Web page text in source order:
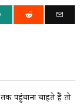
पहुंचाना चाहते हैं तो